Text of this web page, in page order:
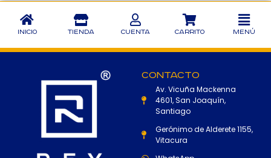
Inicio Tienda Cuenta Carrito Menú
Contacto
Av. Vicuña Mackenna
4601, San Joaquín,
Santiago
Gerónimo de Alderete 1155,
Vitacura